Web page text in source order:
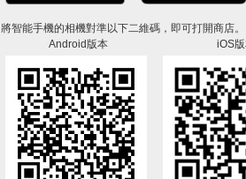
將智能手機的相機對準以下二維碼，即可打開商店。
Android版本
iOS